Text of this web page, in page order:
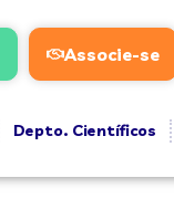
Associe-se
Depto. Científicos